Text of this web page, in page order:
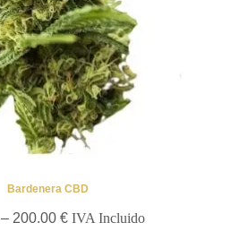
Bardenera CBD
– 200.00 € IVA Incluido